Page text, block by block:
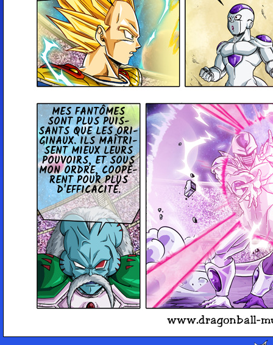
MES FAN­TÔMES
SONT PLUS PUIS­
SANTS QUE LES ORI­
GI­NAUX. ILS MAÎ­TRI­
SENT MIEUX LEURS
POU­VOIRS, ET SOUS
MON ORDRE, COO­PÈ­
RENT POUR PLUS
D'EF­FI­CA­CITÉ.